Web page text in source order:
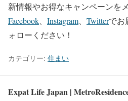
新情報やお得なキャンペーンを
Facebook
Instagram Twitterでお
ォローください！
カテゴリー: 住まい
Expat Life Japan |